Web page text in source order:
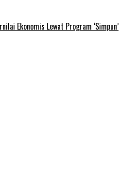
Ekonomis Lewat Program ‘Simpun’